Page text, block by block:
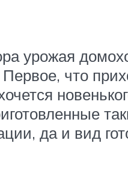
урожая
что
да и вид